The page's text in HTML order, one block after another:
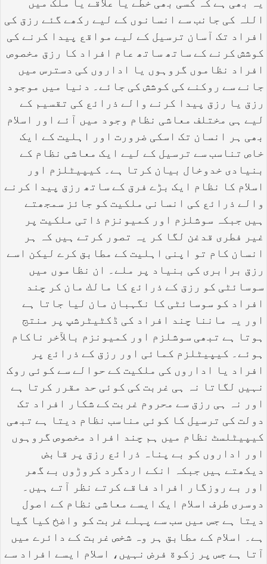
یہ بھی ہے کہ کسی بھی خطے یا علاقے یا ملک میں
اللہ کی جانب سے انسانوں کے لیے رکھے گئے رزق کی
افراد تک آسان ترسیل کے لیے مواقع پیدا کرنے کی
کوشش کرنے کے ساتھ ساتھ عام افراد کا رزق مخصوص
افراد نظاموں گروہوں یا اداروں کی دسترس میں
جانے سے روکنے کی کوشش کی جائے۔ دنیا میں موجود
رزق یا رزق پیدا کرنے والے ذرائع کی تقسیم کے
لیے ہی مختلف معاشی نظام وجود میں آئے اور اسلام
بھی ہر انسان تک اسکی ضرورت اور اہلیت کے ایک
خاص تناسب سے ترسیل کے لیے ایک معاشی نظام کے
بنیادی خدوخال بیان کرتا ہے۔ کیپیٹلزم اور
اسلام کا نظام ایک بڑے فرق کے ساتھ رزق پیدا کرنے
والے ذرائع کی انسانی ملکیت کو جائز سمجھتے
ہیں جبکہ سوشلزم اور کمیونزم ذاتی ملکیت پر
غیر فطری قدغن لگا کر یہ تصور کرتے ہیں کہ ہر
انسان کام تو اپنی اہلیت کے مطابق کرے لیکن اسے
رزق برابری کی بنیاد پر ملے۔ ان نظاموں میں
سوسائٹی کو رزق کے ذرائع کا مالك مان کر چند
افراد کو سوسائٹی کا نگہبان مان لیا جاتا ہے
اور یہ ماننا چند افراد کی ڈکٹیٹرشپ پر منتج
ہوتا ہے تبھی سوشلزم اور کمیونزم بالآخر ناکام
ہوئے۔ کیپیٹلزم کمائی اور رزق کے ذرائع پر
افراد یا اداروں کی ملکیت کے حوالے سے کوئی روک
نہیں لگاتا نہ ہی غربت کی کوئی حد مقرر کرتا ہے
اور نہ ہی رزق سے محروم غربت کے شکار افراد تک
دولت کی ترسیل کا کوئی مناسب نظام دیتا ہے تبھی
کیپیٹلسٹ نظام میں ہم چند افراد مخصوص گروہوں
اور اداروں کو بے پناہ ذرائع رزق پر قابض
دیکھتے ہیں جبکہ انکے اردگرد کروڑوں بے گھر
اور بے روزگار افراد فاقے کرتے نظر آتے ہیں۔
دوسری طرف اسلام ایک ایسے معاشی نظام کے اصول
دیتا ہے جس میں سب سے پہلے غربت کو واضخ کیا گیا
ہے۔ اسلام کے مطابق ہر وہ شخص غربت کے دائرے میں
آتا ہے جس پر زکوة فرض نہیں، اسلام ایسے افراد سے